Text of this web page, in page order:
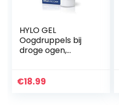
HYLO GEL
Oogdruppels bij
droge ogen,
€18.99